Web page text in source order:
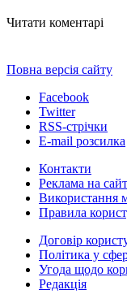
Читати коментарі
Повна версія сайту
Facebook
Twitter
RSS-стрічки
E-mail розсилка
Контакти
Реклама на
Використання
Правила
Договір
Політика у
Угода щодо
Редакція